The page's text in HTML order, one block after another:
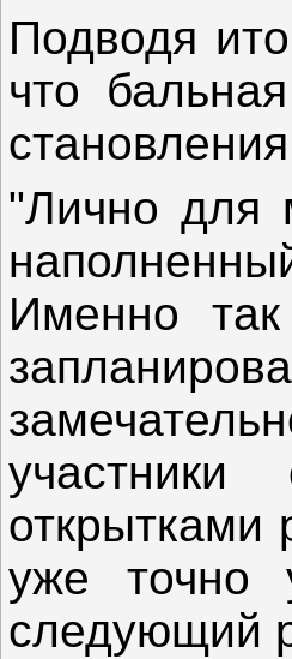
Подводя
что
"Лично для
Именно
открытками
уже точно
следующий